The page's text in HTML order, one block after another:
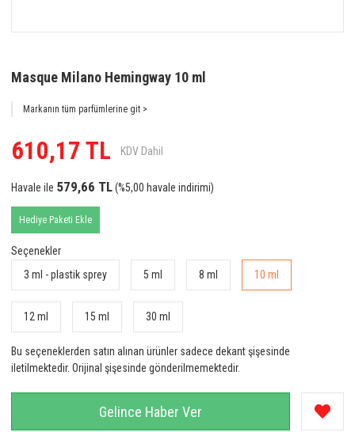
Masque Milano Hemingway 10 ml
Markanın tüm parfümlerine git >
610,17 TL KDV Dahil
Havale ile 579,66 TL(%5,00 havale indirimi)
Hediye Paketi Ekle
Seçenekler
3 ml - plastik sprey
5 ml 8 ml 10 ml
12 ml 15 ml 30 ml
Bu seçeneklerden satın alınan ürünler sadece dekant şişesinde
iletilmektedir. Orijinal şişesinde gönderilmemektedir.
Gelince Haber Ver